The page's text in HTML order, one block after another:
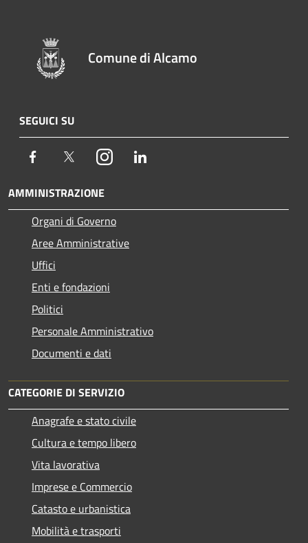
Comune di Alcamo
SEGUICI SU
Facebook TwitterInstagram
AMMINISTRAZIONE
Organi di Governo
Aree Amministrative
Uffici
Enti e fondazioni
Politici
Personale Amministrativo
Documenti e dati
CATEGORIE DI SERVIZIO
Anagrafe e stato civile
Cultura e tempo libero
Vita lavorativa
Imprese e Commercio
Catasto e urbanistica
Mobilità e trasporti